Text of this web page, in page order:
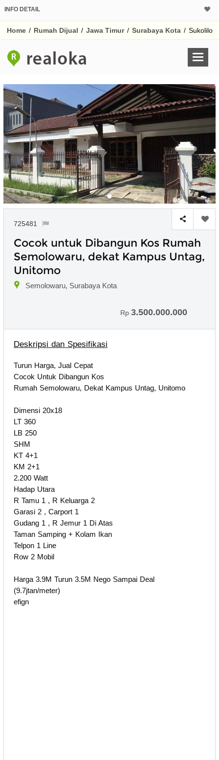
INFO DETAIL
Home / Rumah Dijual / Jawa Timur / Surabaya Kota / Sukolilo
725481
Cocok untuk Dibangun Kos Rumah
Semolowaru, dekat Kampus Untag,
Unitomo
Semolowaru, Surabaya Kota
Rp 3.500.000.000
Deskripsi dan Spesifikasi
Turun Harga, Jual Cepat
Cocok Untuk Dibangun Kos
Rumah Semolowaru, Dekat Kampus Untag, Unitomo
Dimensi 20x18
LT 360
LB 250
SHM
KT 4+1
KM 2+1
2.200 Watt
Hadap Utara
R Tamu 1 , R Keluarga 2
Garasi 2 , Carport 1
Gudang 1 , R Jemur 1 Di Atas
Taman Samping + Kolam Ikan
Telpon 1 Line
Row 2 Mobil
Harga 3.9M Turun 3.5M Nego Sampai Deal
(9.7jtan/meter)
efign
Harga Rp
Untuk hasil simulasi
pada kotak-
Simpan